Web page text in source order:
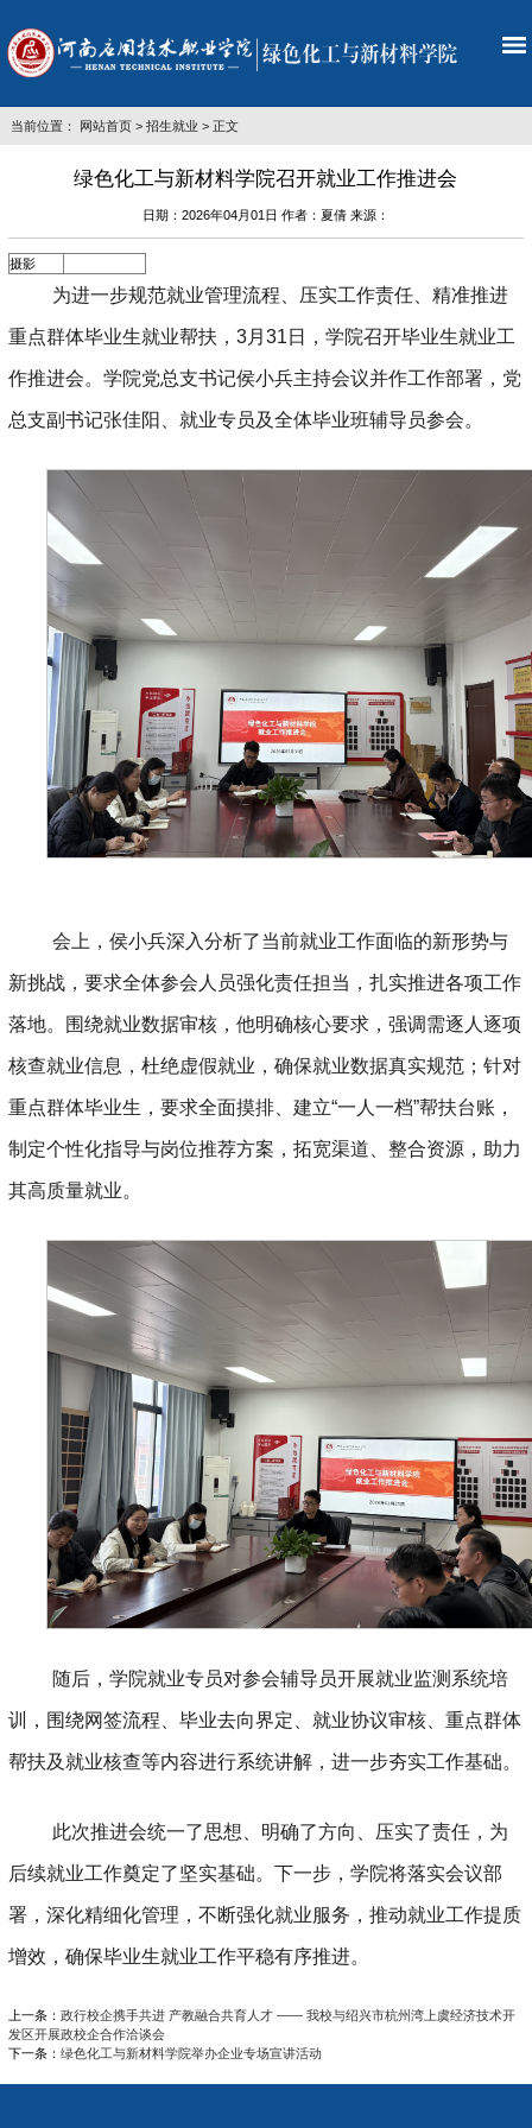
当前位置： 网站首页> 招生就业 > 正文
绿色化工与新材料学院召开就业工作推进会
日期：2026年04月01日 作者：夏倩 来源：
摄影
为进一步规范就业管理流程、压实工作责任、精准推进
重点群体毕业生就业帮扶， 3月31日，学院召开毕业生就业工
作推进会。学院党总支书记侯小兵主持会议并作工作部署，党
总支副书记张佳阳、就业专员及全体毕业班辅导员参会。
会上，侯小兵深入分析了当前就业工作面临的新形势与
新挑战， 要求全体参会人员强化责任担当，扎实推进各项工作
落地。 围绕就业数据审核，他明确核心要求，强调需逐人逐项
核查就业信息，杜绝虚假就业，确保就业数据真实规范；针对
重点群体毕业生，要求全面摸排、建立“一人一档”帮扶台账，
制定个性化指导与岗位推荐方案，拓宽渠道、整合资源，助力
其高质量就业。
随后，学院就业专员对参会辅导员开展就业监测系统培
训，围绕网签流程、毕业去向界定、就业协议审核、重点群体
帮扶及就业核查等内容进行系统讲解， 进一步夯实工作基础。
此次推进会统一了思想、明确了方向、压实了责任， 为
后续就业工作奠定了坚实基础。 下一步，学院将落实会议部
署，深化精细化管理， 不断强化就业服务，推动就业工作提质
增效，确保毕业生就业工作平稳有序推进。
上一条： 政行校企携手共进 产教融合共育人才 —— 我校与绍兴市杭州湾上虞经济技术开
发区开展政校企合作洽谈会
下一条： 绿色化工与新材料学院举办企业专场宣讲活动